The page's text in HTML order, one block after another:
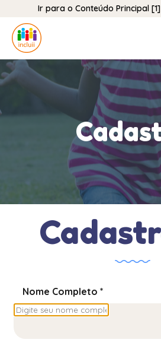
Ir para o Conteúdo Principal [1]
Nome Completo *